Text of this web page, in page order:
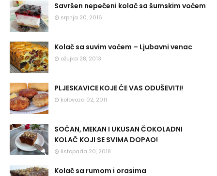
Savršen nepečeni kolač sa šumskim voćem
srpnja 20, 2016
Kolač sa suvim voćem – Ljubavni venac
ožujka 28, 2013
PLJESKAVICE KOJE ĆE VAS ODUŠEVITI!
kolovoza 02, 2011
SOČAN, MEKAN I UKUSAN ČOKOLADNI
KOLAČ KOJI SE SVIMA DOPAO!
listopada 20, 2018
Kolač sa rumom i orasima